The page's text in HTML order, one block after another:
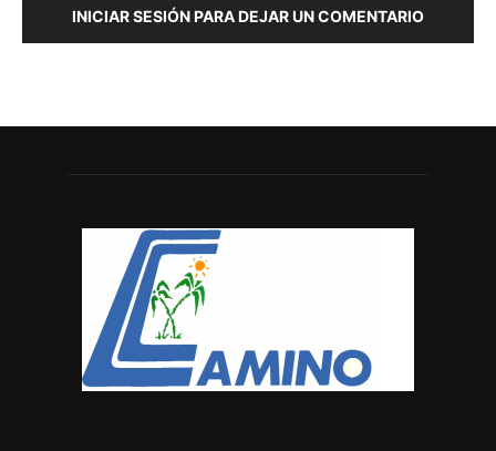
INICIAR SESIÓN PARA DEJAR UN COMENTARIO